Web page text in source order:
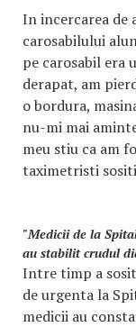
In incercarea de
carosabilului
pe carosabil era
derapat, am
o bordura,
nu-mi mai
meu stiu ca am
taximetristi
"Medicii de la
au stabilit crudul
Intre timp a
de urgenta la
medicii au